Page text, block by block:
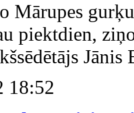
Mārupes
piektdien,
Jānis
18:52